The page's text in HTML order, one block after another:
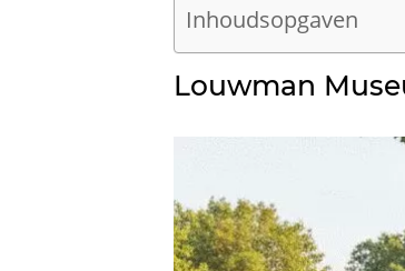
Inhoudsopgaven
Louwman